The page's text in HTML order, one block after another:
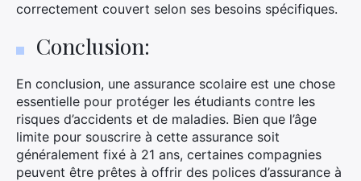
correctement couvert selon ses besoins spécifiques.
Conclusion:
En conclusion, une assurance scolaire est une chose
essentielle pour protéger les étudiants contre les
risques d’accidents et de maladies. Bien que l’âge
limite pour souscrire à cette assurance soit
généralement fixé à 21 ans, certaines compagnies
peuvent être prêtes à offrir des polices d’assurance à